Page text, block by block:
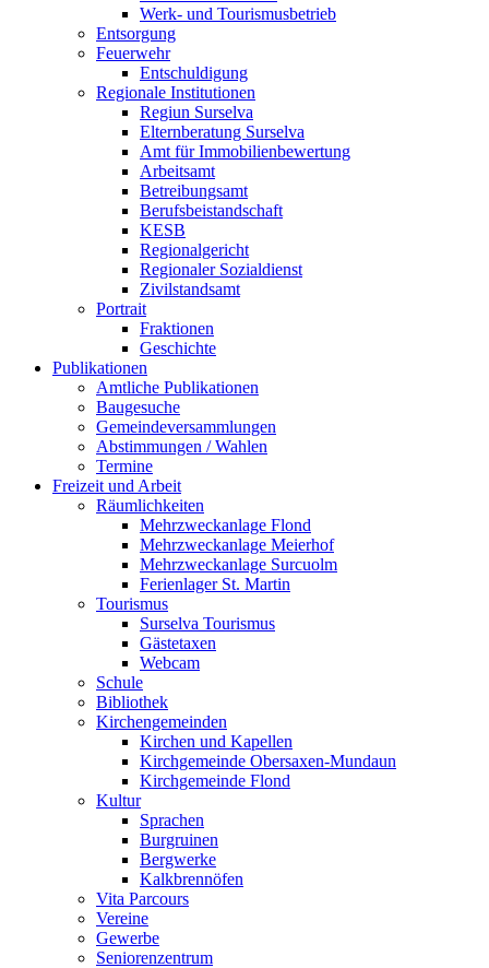
Werk- und Tourismusbetrieb
Entsorgung
Feuerwehr
Entschuldigung
Regionale Institutionen
Regiun Surselva
Elternberatung Surselva
Amt für Immobilienbewertung
Arbeitsamt
Betreibungsamt
Berufsbeistandschaft
KESB
Regionalgericht
Regionaler Sozialdienst
Zivilstandsamt
Portrait
Fraktionen
Geschichte
Publikationen
Amtliche Publikationen
Baugesuche
Gemeindeversammlungen
Abstimmungen / Wahlen
Termine
Freizeit und Arbeit
Räumlichkeiten
Mehrzweckanlage Flond
Mehrzweckanlage Meierhof
Mehrzweckanlage Surcuolm
Ferienlager St. Martin
Tourismus
Surselva Tourismus
Gästetaxen
Webcam
Schule
Bibliothek
Kirchengemeinden
Kirchen und Kapellen
Kirchgemeinde Obersaxen-Mundaun
Kirchgemeinde Flond
Kultur
Sprachen
Burgruinen
Bergwerke
Kalkbrennöfen
Vita Parcours
Vereine
Gewerbe
Seniorenzentrum